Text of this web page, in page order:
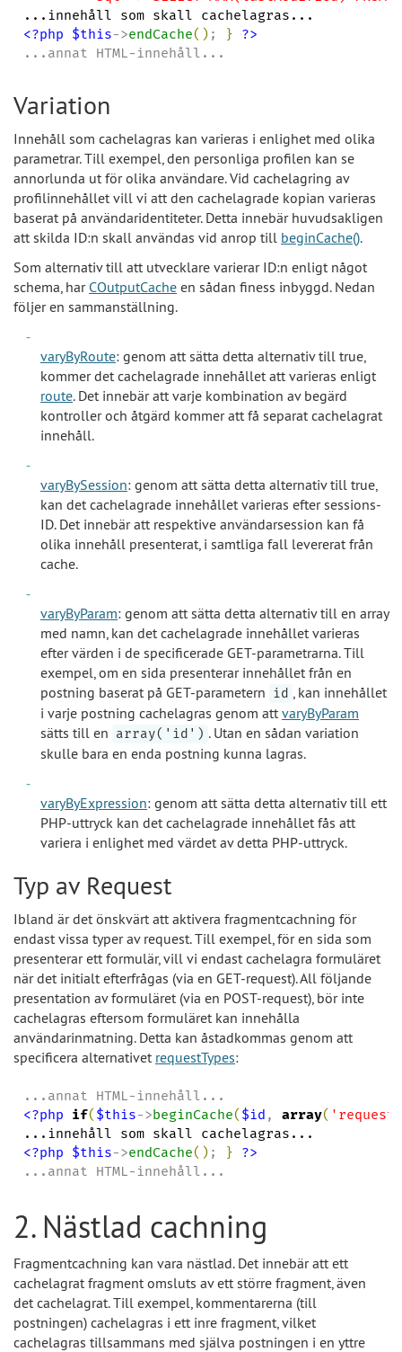
<?php
$this->endCache( ) ; }
?>
...annat HTML-innehåll...
Variation
Innehåll som cachelagras kan varieras i enlighet med olika
parametrar. Till exempel, den personliga profilen kan se
annorlunda ut för olika användare. Vid cachelagring av
profilinnehållet vill vi att den cachelagrade kopian varieras
baserat på användaridentiteter. Detta innebär huvudsakligen
att skilda ID:n skall användas vid anrop till beginCache().
Som alternativ till att utvecklare varierar ID:n enligt något
schema, har COutputCache en sådan finess inbyggd. Nedan
följer en sammanställning.
varyByRoute: genom att sätta detta alternativ till true,
kommer det cachelagrade innehållet att varieras enligt
route. Det innebär att varje kombination av begärd
kontroller och åtgärd kommer att få separat cachelagrat
innehåll.
varyBySession: genom att sätta detta alternativ till true,
kan det cachelagrade innehållet varieras efter sessions-
ID. Det innebär att respektive användarsession kan få
olika innehåll presenterat, i samtliga fall levererat från
cache.
varyByParam: genom att sätta detta alternativ till en array
med namn, kan det cachelagrade innehållet varieras
efter värden i de specificerade GET-parametrarna. Till
exempel, om en sida presenterar innehållet från en
postning baserat på GET-parametern id , kan innehållet
i varje postning cachelagras genom att varyByParam
sätts till en array('id') . Utan en sådan variation
skulle bara en enda postning kunna lagras.
varyByExpression: genom att sätta detta alternativ till ett
PHP-uttryck kan det cachelagrade innehållet fås att
variera i enlighet med värdet av detta PHP-uttryck.
Typ av Request
Ibland är det önskvärt att aktivera fragmentcachning för
endast vissa typer av request. Till exempel, för en sida som
presenterar ett formulär, vill vi endast cachelagra formuläret
när det initialt efterfrågas (via en GET-request). All följande
presentation av formuläret (via en POST-request), bör inte
cachelagras eftersom formuläret kan innehålla
användarinmatning. Detta kan åstadkommas genom att
specificera alternativet requestTypes:
<?php
if($this->beginCache($id , array( '
<?php
$this->endCache( ) ; }
?>
...annat HTML-innehåll...
2. Nästlad cachning
Fragmentcachning kan vara nästlad. Det innebär att ett
cachelagrat fragment omsluts av ett större fragment, även
det cachelagrat. Till exempel, kommentarerna (till
postningen) cachelagras i ett inre fragment, vilket
cachelagras tillsammans med själva postningen i en yttre